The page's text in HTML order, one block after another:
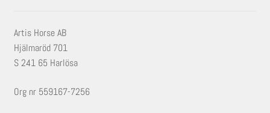
Artis Horse AB
Hjälmaröd 701
S 241 65 Harlösa
Org nr 559167-7256